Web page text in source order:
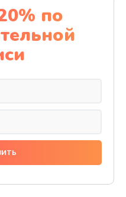
платы
по